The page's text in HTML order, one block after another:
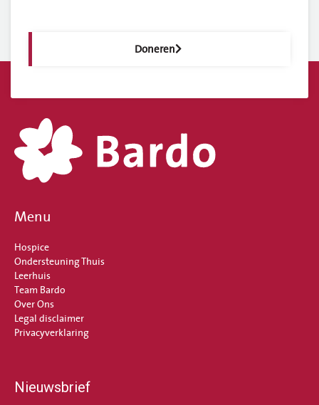
Doneren
Menu
Hospice
Ondersteuning Thuis
Leerhuis
Team Bardo
Over Ons
Legal disclaimer
Privacyverklaring
Nieuwsbrief